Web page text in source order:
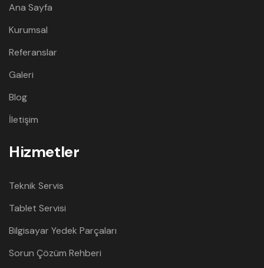
Ana Sayfa
Kurumsal
Referanslar
Galeri
Blog
İletişim
Hizmetler
Teknik Servis
Tablet Servisi
Bilgisayar Yedek Parçaları
Sorun Çözüm Rehberi